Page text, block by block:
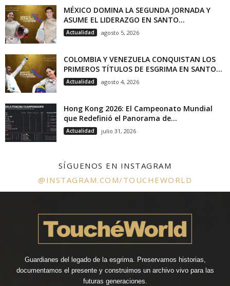
MÉXICO DOMINA LA SEGUNDA JORNADA Y
ASUME EL LIDERAZGO EN SANTO...
Actualidad agosto 5, 2026
COLOMBIA Y VENEZUELA CONQUISTAN LOS
PRIMEROS TÍTULOS DE ESGRIMA EN SANTO...
Actualidad agosto 4, 2026
Hong Kong 2026: El Campeonato Mundial
que Redefinió el Panorama de...
Actualidad julio 31, 2026
SÍGUENOS EN INSTAGRAM
@INSTAGRAM.COM/TOUCHEWORLD
Guardianes del legado de la esgrima. Preservamos historias,
documentamos el presente y construimos un archivo vivo para las
futuras generaciones.